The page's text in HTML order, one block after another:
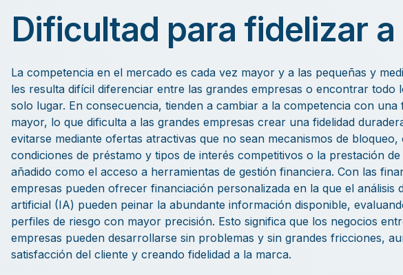
Dificultad para fidelizar a
La competencia en el mercado es cada vez mayor y a las pequeñas y
les resulta difícil diferenciar entre las grandes empresas o encontrar todo
solo lugar. En consecuencia, tienden a cambiar a la competencia con una
mayor, lo que dificulta a las grandes empresas crear una fidelidad
evitarse mediante ofertas atractivas que no sean mecanismos de
condiciones de préstamo y tipos de interés competitivos o la prestación
añadido como el acceso a herramientas de gestión financiera. Con las
empresas pueden ofrecer financiación personalizada en la que el análisis
artificial (IA) pueden peinar la abundante información disponible,
perfiles de riesgo con mayor precisión. Esto significa que los negocios
empresas pueden desarrollarse sin problemas y sin grandes fricciones,
satisfacción del cliente y creando fidelidad a la marca.